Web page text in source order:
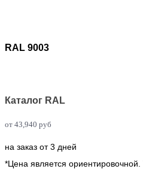
RAL 9003
Каталог RAL
от 43,940 руб
на заказ от 3 дней
*Цена является